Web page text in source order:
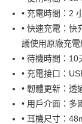
相關說明
1.本服務由台灣大哥
2.付款方式選擇「
流程，驗證手機門
成交易。
3.實際核准額度、可
4.訂單成立30分鐘
法說明評估內容。
【繳款方式說明】
AFTEE先享後付
相關說明
【關於「AFTEE先享
AFTEE先享後付是
便利好安心！
１．簡單：不需註冊
２．便利：只要手機
全家取貨付款
• 充電時間：2
• 快速充電：快
議使用原廠充
• 待機時間：10
• 充電接口：
• 韌體更新：透
• 用戶介面：多
• 耳機尺寸：